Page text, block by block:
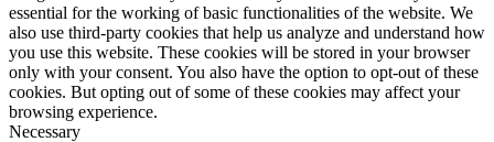
essential for the working of basic functionalities of the website. We
also use third-party cookies that help us analyze and understand how
you use this website. These cookies will be stored in your browser
only with your consent. You also have the option to opt-out of these
cookies. But opting out of some of these cookies may affect your
browsing experience.
Necessary